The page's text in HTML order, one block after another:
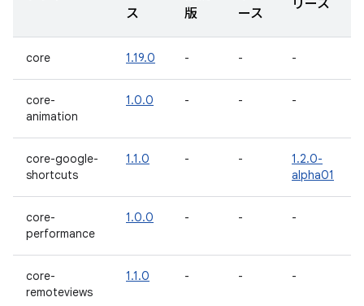
ス
版
ース
リース
core 1.19.0 - - -
core-
animation
1.0.0 - - -
core-google-
shortcuts
1.1.0 - -
1.2.0-
alpha01
core-
performance
1.0.0 - - -
core-
remoteviews
1.1.0 - - -